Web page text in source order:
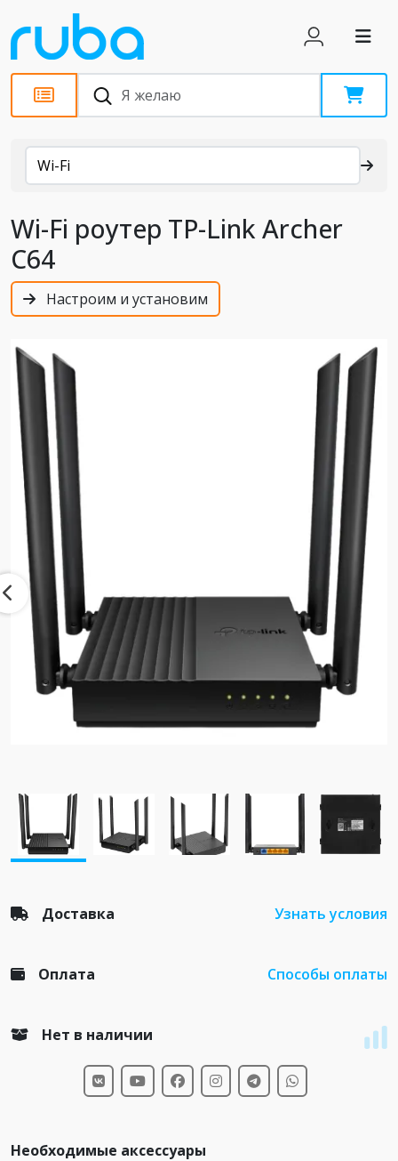
Каталог
Wi-Fi
Wi-Fi роутер TP-Link Archer
C64
Настроим и установим
Доставка Узнать условия
Оплата Способы оплаты
Нет в наличии
Необходимые аксессуары